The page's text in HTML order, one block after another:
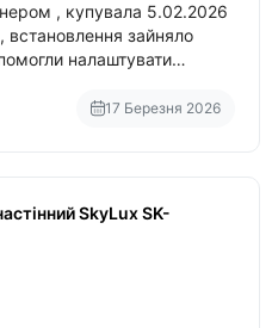
, купувала 5.02.2026
17 Березня 2026
SkyLux SK-